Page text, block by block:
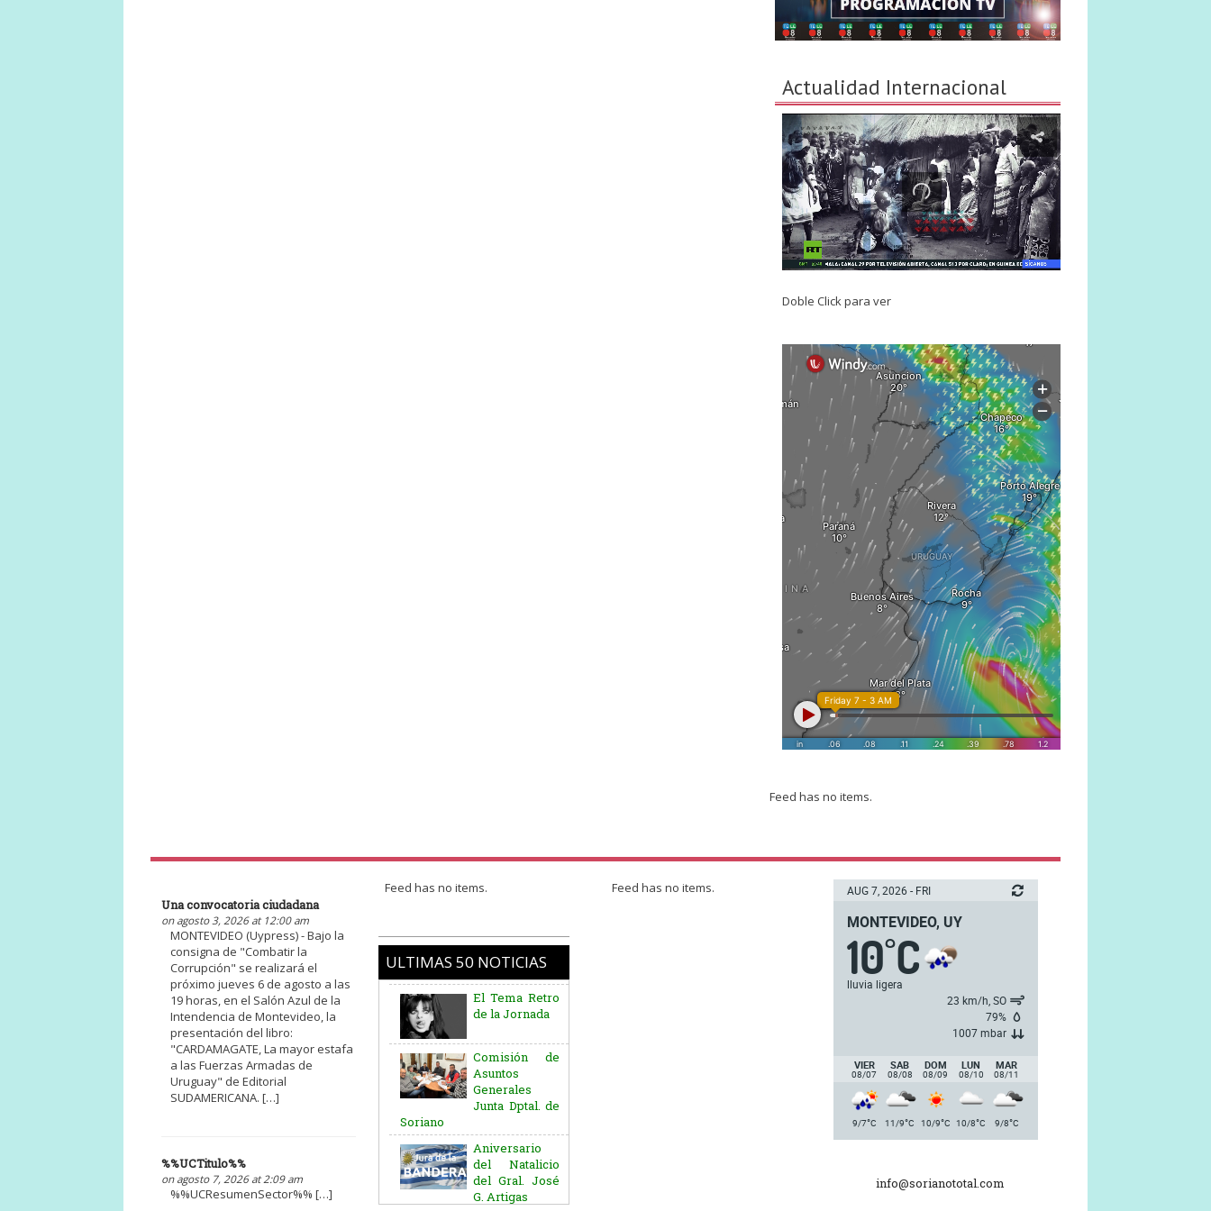
Actualidad Internacional
Doble Click para ver
Feed has no items.
Una convocatoria ciudadana
on agosto 3, 2026 at 12:00 am
MONTEVIDEO (Uypress) - Bajo la
consigna de "Combatir la
Corrupción" se realizará el
próximo jueves 6 de agosto a las
19 horas, en el Salón Azul de la
Intendencia de Montevideo, la
presentación del libro:
"CARDAMAGATE, La mayor estafa
a las Fuerzas Armadas de
Uruguay" de Editorial
SUDAMERICANA. […]
%%UCTitulo%%
on agosto 7, 2026 at 2:09 am
%%UCResumenSector%% […]
Feed has no items.
ULTIMAS 50 NOTICIAS
El Tema Retro
de la Jornada
Comisión de
Asuntos
Generales
Junta Dptal. de
Soriano
Aniversario
del Natalicio
del Gral. José
G. Artigas
Feed has no items. AUG 7, 2026 - FRI
MONTEVIDEO, UY
10°C
lluvia ligera
23 km/h, SO
79%
1007 mbar
VIER
08/07
SAB
08/08
DOM
08/09
LUN
08/10
MAR
08/11
9/7°C 11/9°C 10/9°C 10/8°C 9/8°C
info@sorianototal.com